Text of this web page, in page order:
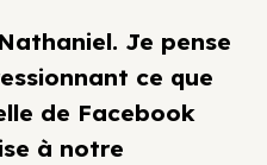
Je pense
ce que
de Facebook
à notre